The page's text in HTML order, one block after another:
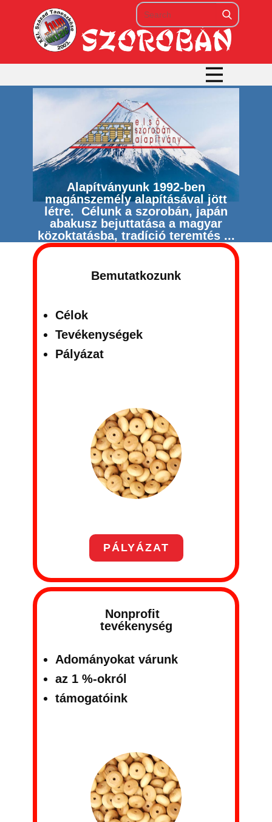
Alapítványunk 1992-ben
magánszemély alapításával jött
létre. Célunk a szorobán, japán
abakusz bejuttatása a magyar
közoktatásba, tradíció teremtés ...
Bemutatkozunk
Célok
Tevékenységek
Pályázat
PÁLYÁZAT
Nonprofit
tevékenység
Adományokat várunk
az 1 %-​okról
támogatóink